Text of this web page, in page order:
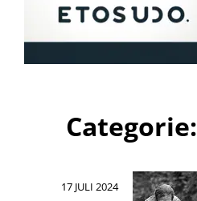
Categorie:
17 JULI 2024